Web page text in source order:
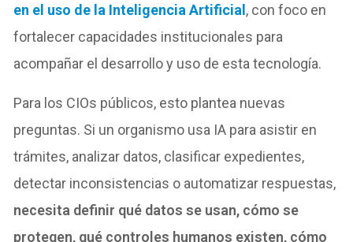
en el uso de la Inteligencia Artificial, con foco en
fortalecer capacidades institucionales para
acompañar el desarrollo y uso de esta tecnología.
Para los CIOs públicos, esto plantea nuevas
preguntas. Si un organismo usa IA para asistir en
trámites, analizar datos, clasificar expedientes,
detectar inconsistencias o automatizar respuestas,
necesita definir qué datos se usan, cómo se
protegen, qué controles humanos existen, cómo